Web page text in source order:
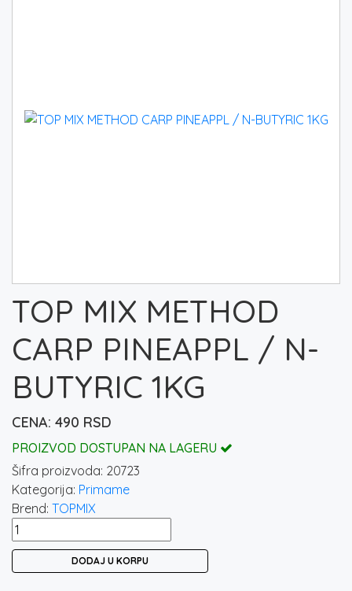
TOP MIX METHOD
CARP PINEAPPL / N-
BUTYRIC 1KG
490 RSD
PROIZVOD DOSTUPAN NA LAGERU
Šifra proizvoda: 20723
Kategorija: Primame
Brend: TOPMIX
TOP
MIX
DODAJ U KORPU